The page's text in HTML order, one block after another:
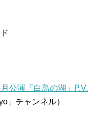
公演「白鳥の湖」P.V.
」チャンネル）